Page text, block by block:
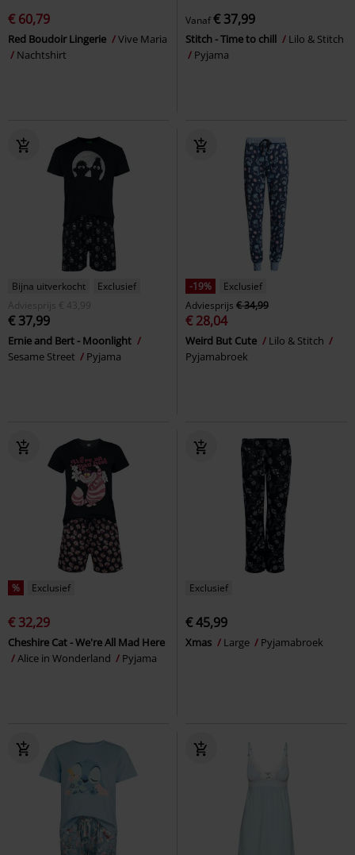
€ 60,79
Red Boudoir Lingerie
Vive Maria
Nachtshirt
Vanaf€ 37,99
Stitch - Time to chill
Lilo & Stitch
Pyjama
Bijna uitverkocht
Exclusief
Adviesprijs
€ 43,99
€ 37,99
Ernie and Bert - Moonlight
Sesame Street
Pyjama
-19%
Exclusief
Adviesprijs € 34,99
€ 28,04
Weird But Cute
Lilo & Stitch
Pyjamabroek
% Exclusief
€ 32,29
Cheshire Cat - We're All Mad Here
Alice in Wonderland
Pyjama
Exclusief
€ 45,99
Xmas Large Pyjamabroek